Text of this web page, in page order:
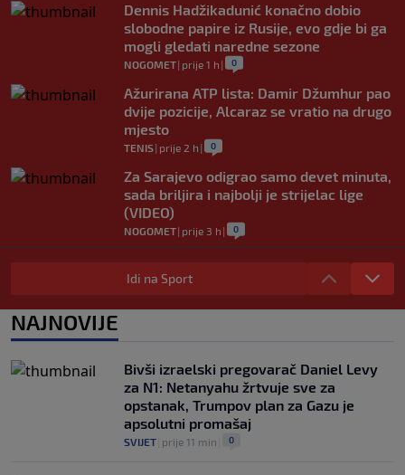
Dennis Hadžikadunić konačno dobio
slobodne papire iz Rusije, evo gdje bi ga
mogli gledati naredne sezone
NOGOMET| prije 1 h | 0
Ažurirana ATP lista: Damir Džumhur pao
dvije pozicije, Alcaraz se vratio na drugo
mjesto
TENIS| prije 2 h | 0
Za Sarajevo odigrao samo devet minuta,
sada briljira i najbolji je strijelac lige
(VIDEO)
NOGOMET| prije 3 h | 0
Danas počinje Evropsko prvenstvo u
atletici: Mesud Pezer jedini predstavnik
0
navodno dao zeleno svjetlo za odlazak
iz Real Madrida
prije 4 h 0
Idi na Sport
NAJNOVIJE
Bivši izraelski pregovarač Daniel Levy
za N1: Netanyahu žrtvuje sve za
opstanak, Trumpov plan za Gazu je
apsolutni promašaj
SVIJET prije 11 min 0